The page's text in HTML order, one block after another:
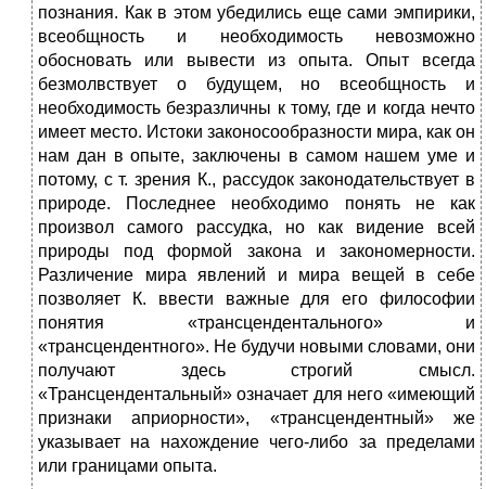
познания. Как в этом убедились еще сами эмпирики,
всеобщность и необходимость невозможно
обосновать или вывести из опыта. Опыт всегда
безмолвствует о будущем, но всеобщность и
необходимость безразличны к тому, где и когда нечто
имеет место. Истоки законосообразности мира, как он
нам дан в опыте, заключены в самом нашем уме и
потому, с т. зрения К., рассудок законодательствует в
природе. Последнее необходимо понять не как
произвол самого рассудка, но как видение всей
природы под формой закона и закономерности.
Различение мира явлений и мира вещей в себе
позволяет К. ввести важные для его философии
понятия «трансцендентального» и
«трансцендентного». Не будучи новыми словами, они
получают здесь строгий смысл.
«Трансцендентальный» означает для него «имеющий
признаки априорности», «трансцендентный» же
указывает на нахождение чего-либо за пределами
или границами опыта.